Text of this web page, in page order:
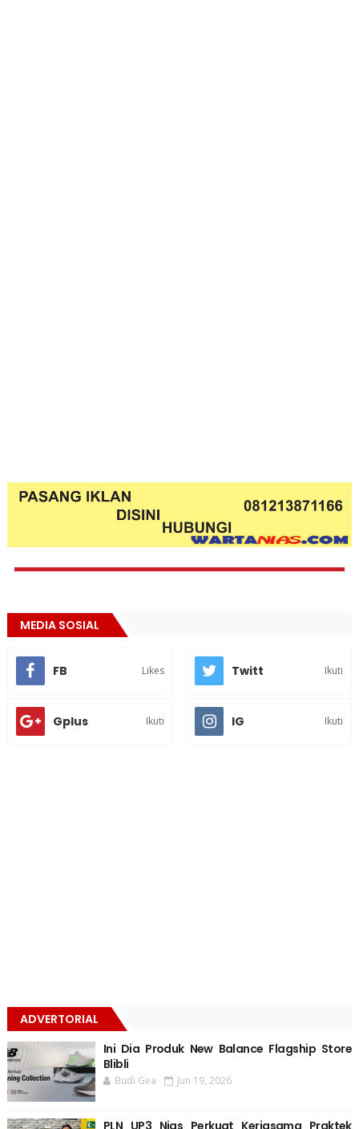
MEDIA SOSIAL
FB Likes Twitt Ikuti
Gplus Ikuti IG Ikuti
ADVERTORIAL
Ini Dia Produk New Balance Flagship Store
Blibli
Budi Gea Jun 19, 2026
PLN UP3 Nias Perkuat Kerjasama Praktek